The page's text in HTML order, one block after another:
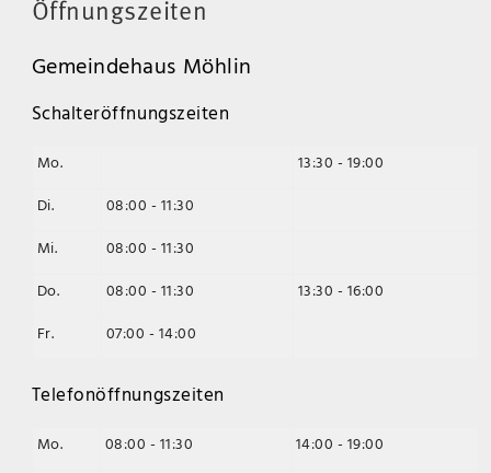
Öffnungszeiten
Gemeindehaus Möhlin
Schalteröffnungszeiten
Mo.
13:30 - 19:00
Di.
08:00 - 11:30
Mi.
08:00 - 11:30
Do.
08:00 - 11:30
13:30 - 16:00
Fr.
07:00 - 14:00
Telefonöffnungszeiten
Mo. 08:00 - 11:30
14:00 - 19:00